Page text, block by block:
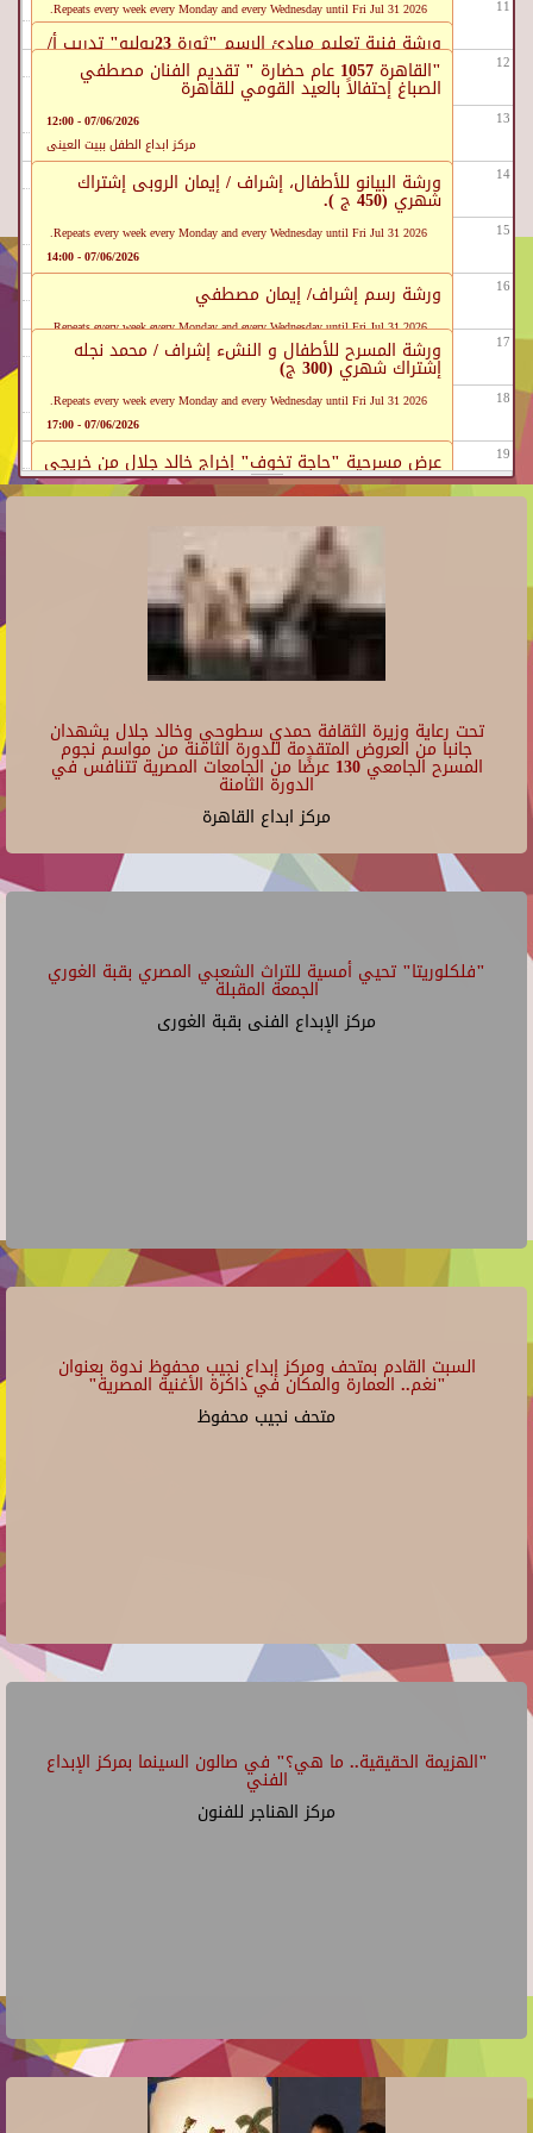
11
12
13
14
15
16
17
18
19
متحف نجيب محفوظ
متحف أم كلثوم بجزيرة الروضة المنيل
Repeats every week every Monday and every Wednesday until Fri Jul 31 2026.
07/06/2026 - 10:00
مركز جمال عبد الناصر الثقافي
ورشة فنية تعليم مبادئ الرسم "ثورة 23يوليو" تدريب أ/
سارة سعيد بالتعاون مع مركز طلعت حرب الثقافي
Repeats every week every Monday until Mon Jul 13 2026.
07/06/2026 - 11:30
مركز الإبداع الفنى بقصر الأمير طاز
"القاهرة 1057 عام حضارة " تقديم الفنان مصطفي
الصباغ إحتفالاً بالعيد القومي للقاهرة
07/06/2026 - 12:00
مركز ابداع الطفل ببيت العينى
ورشة البيانو للأطفال، إشراف / إيمان الروبى إشتراك
شهري (450 ج ).
Repeats every week every Monday and every Wednesday until Fri Jul 31 2026.
07/06/2026 - 14:00
مركز الحرية للإبداع بالإسكندرية
ورشة آلة العود إشراف / ليديا باسم إشتراك شهري
(500ج )
Repeats every week every Monday until Fri Jul 31 2026.
مركز الحرية للإبداع بالإسكندرية
ورشة رسم إشراف/ إيمان مصطفي
Repeats every week every Monday and every Wednesday until Fri Jul 31 2026.
07/06/2026 - 16:00
ورشة المسرح للأطفال و النشء إشراف / محمد نجله
إشتراك شهري (300 ج)
Repeats every week every Monday and every Wednesday until Fri Jul 31 2026.
07/06/2026 - 17:00
مركز الحرية للإبداع بالإسكندرية
عرض مسرحية "حاجة تخوف" إخراج خالد جلال من خريجي
"ستوديو الممثل" مركز الإبداع الفني.
تحت رعاية وزيرة الثقافة حمدي سطوحي وخالد جلال يشهدان
جانبا من العروض المتقدمة للدورة الثامنة من مواسم نجوم
المسرح الجامعي 130 عرضًا من الجامعات المصرية تتنافس في
الدورة الثامنة
مركز ابداع القاهرة
"فلكلوريتا" تحيي أمسية للتراث الشعبي المصري بقبة الغوري
الجمعة المقبلة
مركز الإبداع الفنى بقبة الغورى
السبت القادم بمتحف ومركز إبداع نجيب محفوظ ندوة بعنوان
"نغم.. العمارة والمكان في ذاكرة الأغنية المصرية"
متحف نجيب محفوظ
"الهزيمة الحقيقية.. ما هي؟" في صالون السينما بمركز الإبداع
الفني
مركز الهناجر للفنون